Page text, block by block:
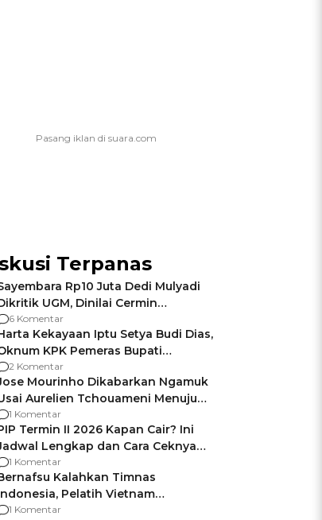
Terpanas
Rp10 Juta Dedi Mulyadi
UGM, Dinilai Cermin
Negara Jamin Keamanan
6 Komentar
Kekayaan Iptu Setya Budi Dias,
KPK Pemeras Bupati
2 Komentar
Mourinho Dikabarkan Ngamuk
Aurelien Tchouameni Menuju
United
1 Komentar
Termin II 2026 Kapan Cair? Ini
Lengkap dan Cara Ceknya
Dana Tidak Hangus!
1 Komentar
Kalahkan Timnas
Pelatih Vietnam
Pakai Jimat di Pakansari
1 Komentar